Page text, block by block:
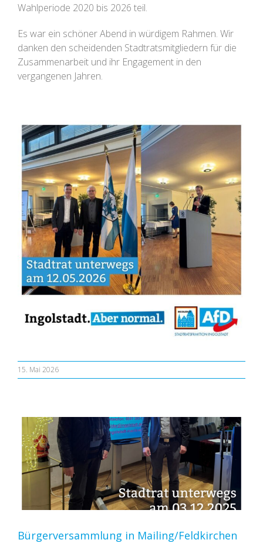
Wahlperiode 2020 bis 2026 teil.
Es war ein schöner Abend in würdigem Rahmen. Wir
danken den scheidenden Stadtratsmitgliedern für die
Zusammenarbeit und ihr Engagement in den
vergangenen Jahren.
15. Mai 2026
Bürgerversammlung in Mailing/Feldkirchen